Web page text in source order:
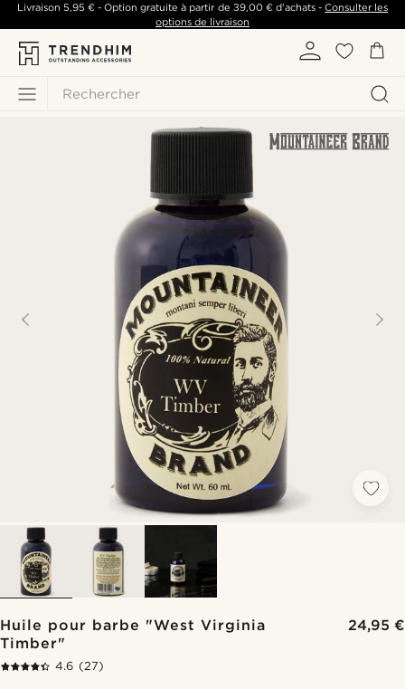
Rechercher
Livraison 5,95 €- Option gratuite à partir de 39,00 €d'achats -Consulter les
options de livraison
Huile pour barbe "West Virginia
Timber"
24,95 €
4.6 (27)